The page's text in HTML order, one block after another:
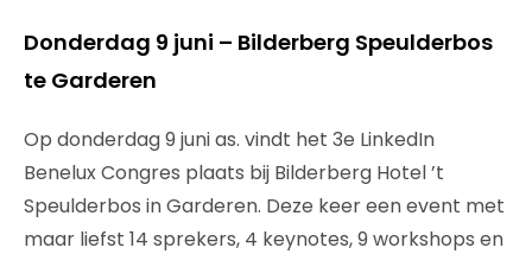
Donderdag 9 juni – Bilderberg Speulderbos
te Garderen
Op donderdag 9 juni as. vindt het 3e LinkedIn
Benelux Congres plaats bij Bilderberg Hotel ’t
Speulderbos in Garderen. Deze keer een event met
maar liefst 14 sprekers, 4 keynotes, 9 workshops en